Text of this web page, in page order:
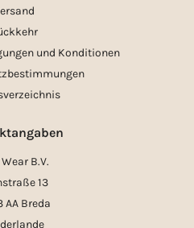
und Konditionen
Wear B.V.
13
AA Breda